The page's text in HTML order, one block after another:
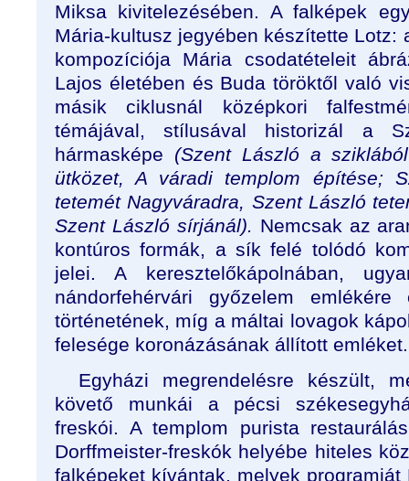
Miksa kivitelezésében. A falképek
Mária-kultusz jegyében készítette Lotz:
kompozíciója Mária csodatételeit
Lajos életében és Buda töröktől való
másik ciklusnál középkori
témájával, stílusával historizál a
hármasképe (Szent László a
ütközet, A váradi templom építése;
tetemét Nagyváradra, Szent László
Szent László sírjánál). Nemcsak az
kontúros formák, a sík felé tolódó
jelei. A keresztelőkápolnában,
nándorfehérvári győzelem
történetének, míg a máltai lovagok
felesége koronázásának állított emléket.
Egyházi megrendelésre készült,
követő munkái a pécsi
freskói. A templom purista
Dorffmeister-freskók helyébe hiteles
falképeket kívántak, melyek